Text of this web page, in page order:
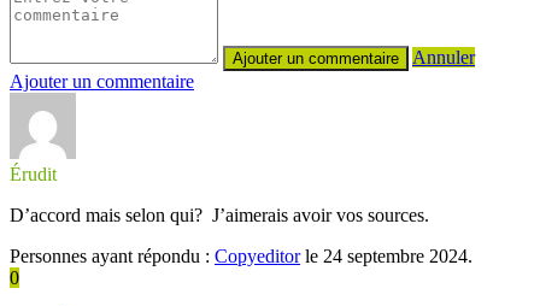
Annuler
Ajouter un commentaire
Érudit
D’accord mais selon qui? J’aimerais avoir vos sources.
Personnes ayant répondu : Copyeditorle 24 septembre 2024.
0